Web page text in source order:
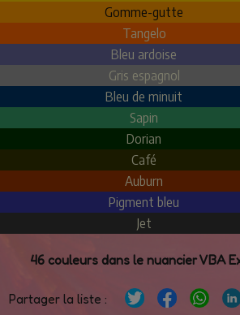
Gomme-gutte
Tangelo
Bleu ardoise
Gris espagnol
Bleu de minuit
Sapin
Dorian
Café
Auburn
Pigment bleu
Jet
46 couleurs dans le nuancier VBA
Partager la liste :